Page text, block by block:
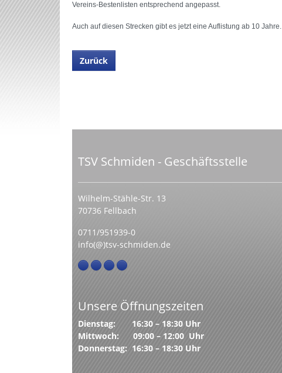
Vereins-Bestenlisten entsprechend angepasst.
Auch auf diesen Strecken gibt es jetzt eine Auflistung ab 10 Jahre.
Zurück
TSV Schmiden - Geschäftsstelle
Wilhelm-Stähle-Str. 13
70736 Fellbach
0711/951939-0
info(@)tsv-schmiden.de
Unsere Öffnungszeiten
Dienstag: 16:30 – 18:30 Uhr
Mittwoch: 09:00 – 12:00 Uhr
Donnerstag: 16:30 – 18:30 Uhr